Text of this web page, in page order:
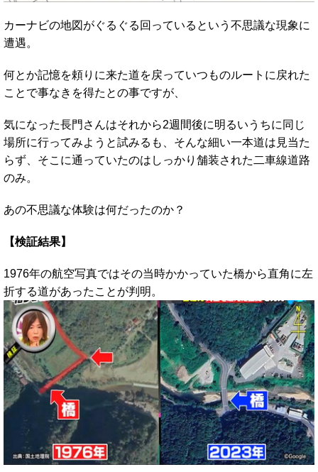
カーナビの地図がぐるぐる回っているという不思議な現象に
遭遇。
何とか記憶を頼りに来た道を戻っていつものルートに戻れた
ことで事なきを得たとの事ですが、
気になった長門さんはそれから2週間後に明るいうちに同じ
場所に行ってみようと試みるも、そんな細い一本道は見当た
らず、そこに通っていたのはしっかり舗装された二車線道路
のみ。
あの不思議な体験は何だったのか？
【検証結果】
1976年の航空写真ではその当時かかっていた橋から直角に左
折する道があったことが判明。